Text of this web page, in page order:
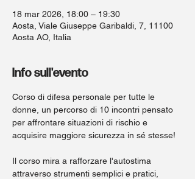
18 mar 2026, 18:00 – 19:30
Aosta, Viale Giuseppe Garibaldi, 7, 11100
Aosta AO, Italia
Info sull'evento
Corso di difesa personale per tutte le
donne, un percorso di 10 incontri pensato
per affrontare situazioni di rischio e
acquisire maggiore sicurezza in sé stesse!
Il corso mira a rafforzare l'autostima
attraverso strumenti semplici e pratici,